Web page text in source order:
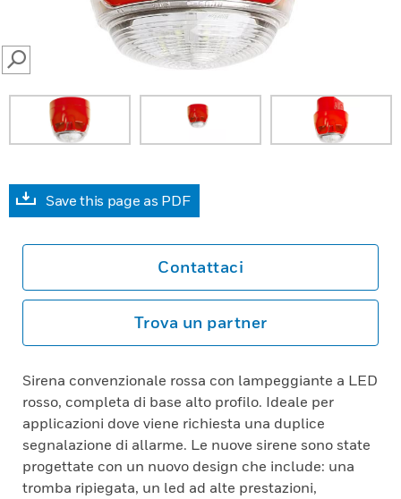
SEARCH
Save this page as PDF
Contattaci
Trova un partner
Sirena convenzionale rossa con lampeggiante a LED
rosso, completa di base alto profilo. Ideale per
applicazioni dove viene richiesta una duplice
segnalazione di allarme. Le nuove sirene sono state
progettate con un nuovo design che include: una
tromba ripiegata, un led ad alte prestazioni,